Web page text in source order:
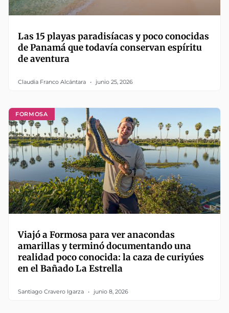
Las 15 playas paradisíacas y poco conocidas
de Panamá que todavía conservan espíritu
de aventura
Claudia Franco Alcántara junio 25, 2026
FORMOSA
Viajó a Formosa para ver anacondas
amarillas y terminó documentando una
realidad poco conocida: la caza de curiyúes
en el Bañado La Estrella
Santiago Cravero Igarza junio 8, 2026